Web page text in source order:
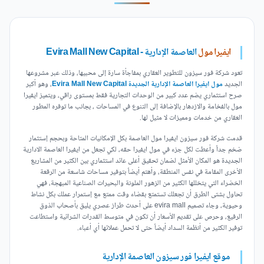
ايفيرا مولالعاصمة الإدارية - Evira Mall New Capital
تعود شركة فور سيزون للتطوير العقاري بمفاجأة سارة إلى محبيها، وذلك عبر مشروعها
الجديدمول ايفيرا العاصمة الإدارية الجديدة Evira Mall New Capital
، وهو أكبر
صرح استثماري يضم عدد كبير من الوحدات التجارية فقط بمستوى راقي، ويتميز ايفيرا
مول بالفخامة والازدهار بالإضافة إلى التنوع في المساحات ، بجانب ما توفره المطور
العقاري من خدمات ومميزات لا مثيل لها.
قدمت شركة فور سيزون ايفيرا مول العاصمة بكل الإمكانيات المتاحة وبحجم إستثمار
ضخم جداً وأعطت لكل جزء في مول ايفيرا حقه، لكي تجعل من ايفيرا العاصمة الادارية
الجديدة هو المكان الأمثل لضمان تحقيق أعلى عائد استثماري بين الكثير من المشاريع
الأخرى المقامة في نفس المنطقة، وأهتم أيضاً بتوفير مساحات شاسعة من الرقعة
الخضراء التي يتخللها الكثير من الزهور الملونة والبحيرات الصناعية المبهجة، فهي
تحاول بشتى الطرق أن تجعلك تستمتع بقضاء وقت ممتع مع إستمرار عملك بكل نشاط
وحيوية، وجاء تصميم evira mall على أحدث طراز عصري يليق بأصحاب الذوق
الرفيع، وحرص على تقديم الأسعار أن تكون في متوسط القدرات الشرائية واستطاعت
توفير الكثير من أنظمة السداد أيضاً حتى لا تحمل عملائها أي أعباء.
موقع ايفيرا فور سيزون العاصمة الإدارية